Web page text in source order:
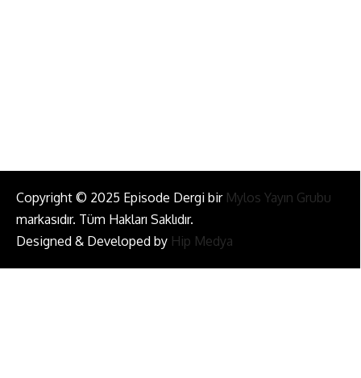
Copyright © 2025 Episode Dergi bir Mylos Yayın Grubu
markasıdır. Tüm Hakları Saklıdır.
Designed & Developed by Hip Medya